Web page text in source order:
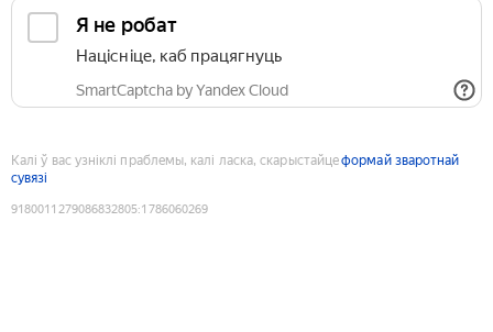
Я не робат
Націсніце, каб працягнуць
SmartCaptcha by Yandex Cloud
Калі ў вас узніклі праблемы, калі ласка, скарыстайцеформай зваротнай
сувязі
9180011279086832805:1786060269